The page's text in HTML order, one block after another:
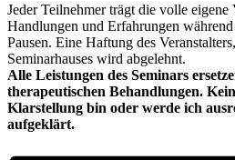
Jeder Teilnehmer trägt die volle
Handlungen und Erfahrungen
Pausen. Eine Haftung des
Seminarhauses wird abgelehnt.
Alle Leistungen des Seminars
therapeutischen Behandlungen.
Klarstellung bin oder werde ich
aufgeklärt.